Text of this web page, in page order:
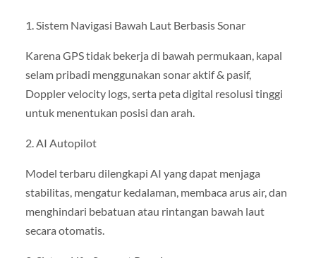
1. Sistem Navigasi Bawah Laut Berbasis Sonar
Karena GPS tidak bekerja di bawah permukaan, kapal
selam pribadi menggunakan sonar aktif & pasif,
Doppler velocity logs, serta peta digital resolusi tinggi
untuk menentukan posisi dan arah.
2. AI Autopilot
Model terbaru dilengkapi AI yang dapat menjaga
stabilitas, mengatur kedalaman, membaca arus air, dan
menghindari bebatuan atau rintangan bawah laut
secara otomatis.